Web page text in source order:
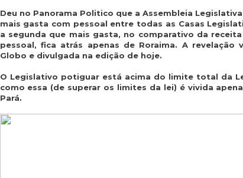
Deu no Panorama Politico que a Assembleia
mais gasta com pessoal entre todas as Casas
a segunda que mais gasta, no comparativo da
pessoal, fica atrás apenas de Roraima. A
Globo e divulgada na edição de hoje.
O Legislativo potiguar está acima do limite total da
como essa (de superar os limites da lei) é vivida
Pará.